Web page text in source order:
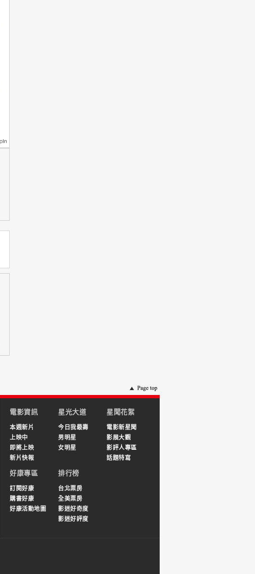
電影資訊
本週新片
上映中
即將上映
新片快報
星光大道
今日我最壽
男明星
女明星
星聞花絮
電影新星聞
影展大觀
影評人專區
話題特寫
好康專區
訂閱好康
購書好康
好康活動地圖
排行榜
台北票房
全美票房
影迷好奇度
影迷好評度